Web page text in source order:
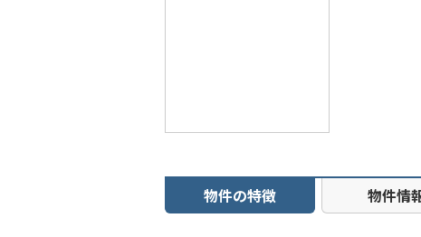
物件の特徴 物件情